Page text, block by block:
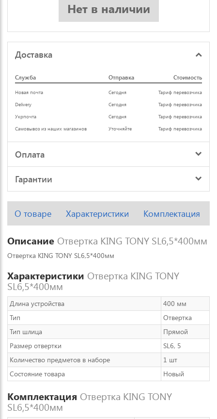
Нет в наличии
Доставка
Служба Отправка Стоимость
Новая почта Сегодня
Тариф перевозчика
Delivery
Сегодня
Тариф перевозчика
Укрпочта
Сегодня
Тариф перевозчика
Самовывоз из наших магазинов
Уточняйте Тариф перевозчика
Оплата
Гарантии
О товаре Характеристики Комплектация
Описание Отвертка KING TONY SL6,5*400мм
Отвертка KING TONY SL6,5*400мм
Характеристики Отвертка KING TONY
SL6,5*400мм
Длина устройства
400 мм
Тип
Отвертка
Тип шлица
Прямой
Размер отвертки
SL6, 5
Количество предметов в наборе
1 шт
Состояние товара
Новый
Комплектация Отвертка KING TONY
SL6,5*400мм